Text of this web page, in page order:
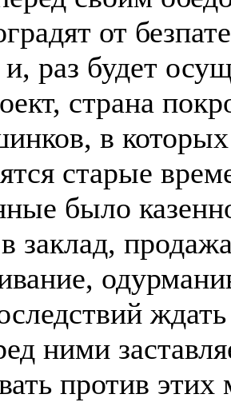
от
раз будет
страна
в которых
старые
было
ними
против этих